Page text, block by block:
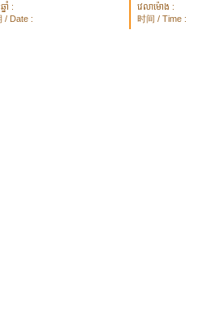
នាំ :
/ Date :
វេលាម៉ោង :
时间 / Time :